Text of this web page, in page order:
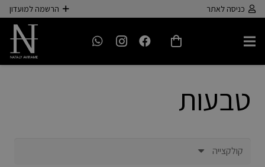
כניסה לאתר הרשמה למועדון
טבעות
קולקצייה